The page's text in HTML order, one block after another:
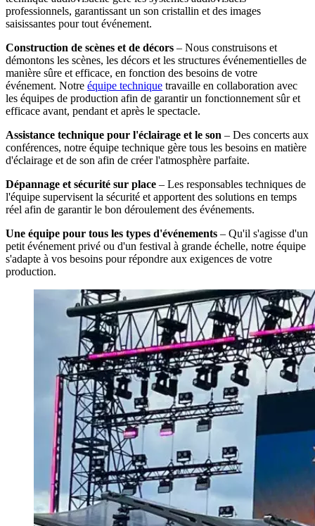
professionnels, garantissant un son cristallin et des images
saisissantes pour tout événement.
Construction de scènes et de décors – Nous construisons et
démontons les scènes, les décors et les structures événementielles de
manière sûre et efficace, en fonction des besoins de votre
événement. Notre équipe technique travaille en collaboration avec
les équipes de production afin de garantir un fonctionnement sûr et
efficace avant, pendant et après le spectacle.
Assistance technique pour l'éclairage et le son – Des concerts aux
conférences, notre équipe technique gère tous les besoins en matière
d'éclairage et de son afin de créer l'atmosphère parfaite.
Dépannage et sécurité sur place – Les responsables techniques de
l'équipe supervisent la sécurité et apportent des solutions en temps
réel afin de garantir le bon déroulement des événements.
Une équipe pour tous les types d'événements – Qu'il s'agisse d'un
petit événement privé ou d'un festival à grande échelle, notre équipe
s'adapte à vos besoins pour répondre aux exigences de votre
production.